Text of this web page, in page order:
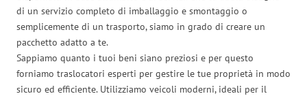
di un servizio completo di imballaggio e smontaggio o
semplicemente di un trasporto, siamo in grado di creare un
pacchetto adatto a te.
Sappiamo quanto i tuoi beni siano preziosi e per questo
forniamo traslocatori esperti per gestire le tue proprietà in modo
sicuro ed efficiente. Utilizziamo veicoli moderni, ideali per il